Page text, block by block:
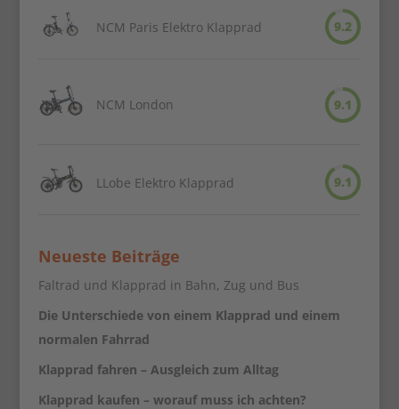
NCM Paris Elektro Klapprad 9.2
NCM London 9.1
LLobe Elektro Klapprad 9.1
Neueste Beiträge
Faltrad und Klapprad in Bahn, Zug und Bus
Die Unterschiede von einem Klapprad und einem
normalen Fahrrad
Klapprad fahren – Ausgleich zum Alltag
Klapprad kaufen – worauf muss ich achten?